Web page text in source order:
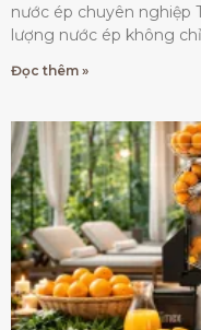
nước ép chuyên nghiệp
lượng nước ép không
Đọc thêm »